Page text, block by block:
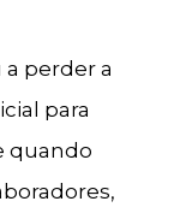
perder a
para
quando